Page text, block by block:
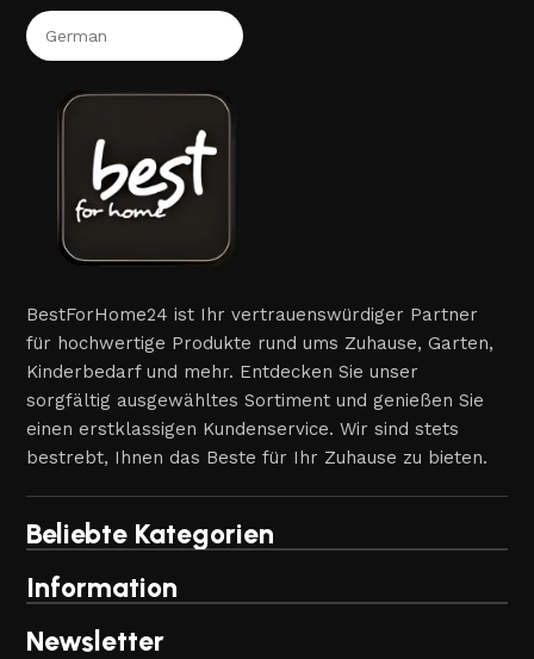
BestForHome24 ist Ihr vertrauenswürdiger Partner
für hochwertige Produkte rund ums Zuhause, Garten,
Kinderbedarf und mehr. Entdecken Sie unser
sorgfältig ausgewähltes Sortiment und genießen Sie
einen erstklassigen Kundenservice. Wir sind stets
bestrebt, Ihnen das Beste für Ihr Zuhause zu bieten.
Beliebte Kategorien
Information
Newsletter